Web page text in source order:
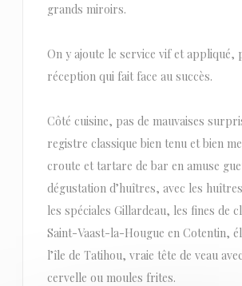
grands miroirs.
On y ajoute le service vif et appliqué,
réception qui fait face au succès.
Côté cuisine, pas de mauvaises
registre classique bien tenu et bien
croute et tartare de bar en amuse
dégustation d’huîtres, avec les
les spéciales Gillardeau, les fines de
Saint-Vaast-la-Hougue en Cotentin,
l’île de Tatihou, vraie tête de veau
cervelle ou moules frites.